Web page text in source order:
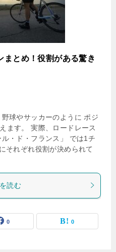
まとめ！役割がある驚き
球やサッカーのように ポジ
ます。 実際、ロードレース
・ド・フランス」 では1チ
それぞれ役割が決められて
読む
0 0